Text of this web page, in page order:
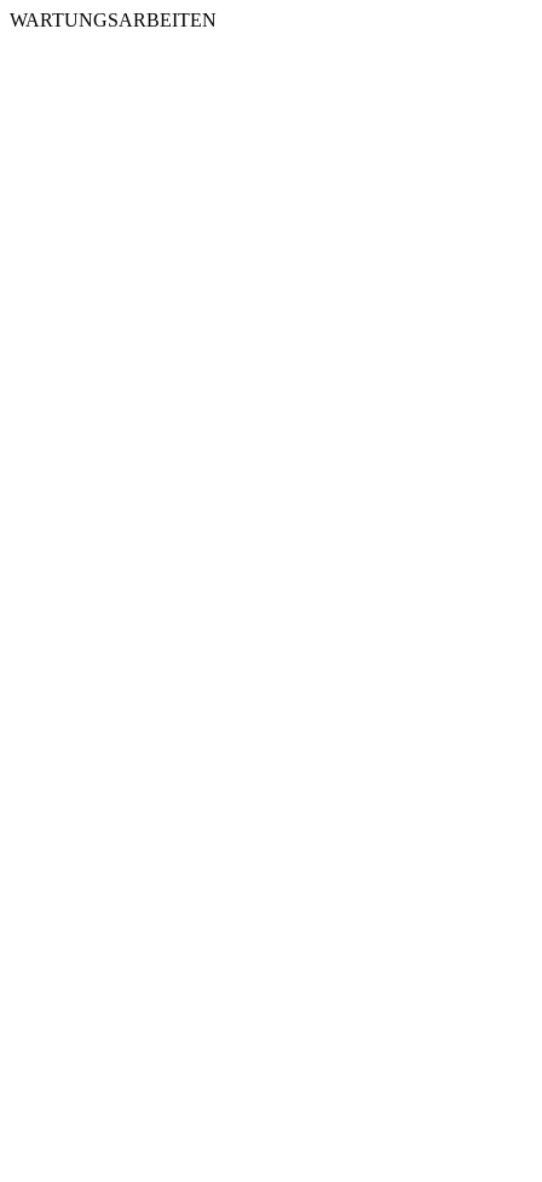
WARTUNGSARBEITEN